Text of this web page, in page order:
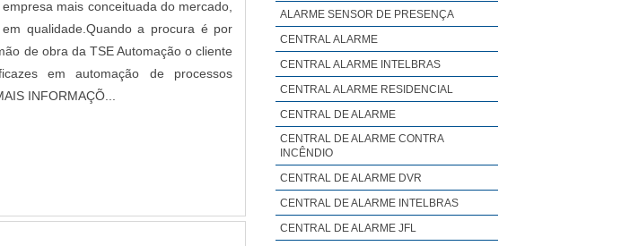
mais conceituada do mercado,
qualidade.Quando a procura é por
de obra da TSE Automação o cliente
em automação de processos
INFORMAÇÕ...
ALARME SENSOR DE PRESENÇA
CENTRAL ALARME
CENTRAL ALARME INTELBRAS
CENTRAL ALARME RESIDENCIAL
CENTRAL DE ALARME
CENTRAL DE ALARME CONTRA
INCÊNDIO
CENTRAL DE ALARME DVR
CENTRAL DE ALARME INTELBRAS
CENTRAL DE ALARME JFL